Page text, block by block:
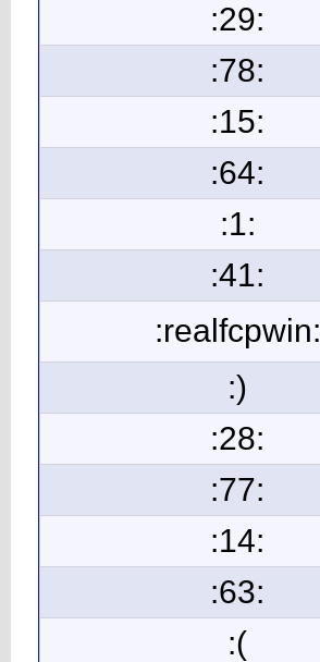
:29:
:78:
:15:
:64:
:1:
:41:
:realfcpwin:
:)
:28:
:77:
:14:
:63:
:(